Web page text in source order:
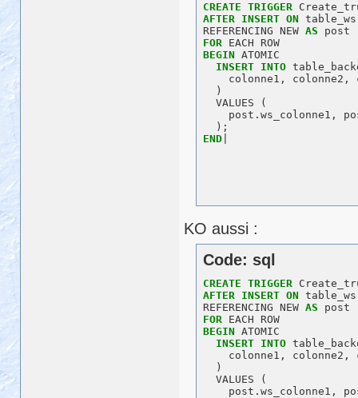
CREATE TRIGGER
AFTER INSERT ON table_ws
REFERENCING NEW AS
FOR
BEGIN ATOMIC
INSERT INTO
colonne1, colonne2,
  )
  VALUES (
post.ws_colonne1,
END
KO aussi :
Code: sql
CREATE TRIGGER
AFTER
INSERT ON table_ws
REFERENCING NEW AS
FOR
BEGIN ATOMIC
INSERT INTO
colonne1, colonne2,
  )
  VALUES (
post.ws_colonne1,